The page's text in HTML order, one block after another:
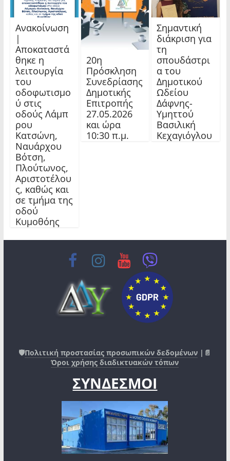
Ανακοίνωση
|
Αποκαταστά
θηκε η
λειτουργία
του
οδοφωτισμο
ύ στις
οδούς Λάμπ
ρου
Κατσώνη,
Ναυάρχου
Βότση,
Πλούτωνος,
Αριστοτέλου
ς, καθώς και
σε τμήμα της
οδού
Κυμοθόης
20η
Πρόσκληση
Συνεδρίασης
Δημοτικής
Επιτροπής
27.05.2026
και ώρα
10:30 π.μ.
Σημαντική
διάκριση για
τη
σπουδάστρι
α του
Δημοτικού
Ωδείου
Δάφνης-
Υμηττού
Βασιλική
Κεχαγιόγλου
🛡️Πολιτική προστασίας προσωπικών δεδομένων |📄
Όροι χρήσης διαδικτυακών τόπων
ΣΥΝΔΕΣΜΟΙ